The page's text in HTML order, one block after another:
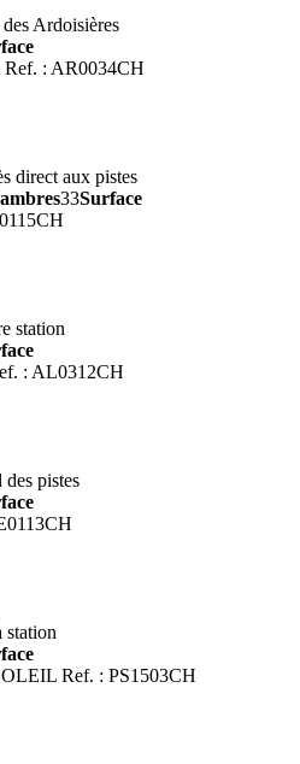
Ardoisières
Ref. : AR0034CH
direct aux pistes
33Surface
station
: AL0312CH
pistes
station
Ref. : PS1503CH